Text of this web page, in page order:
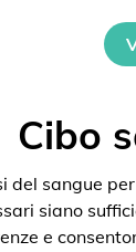
Cibo
del sangue
siano
e